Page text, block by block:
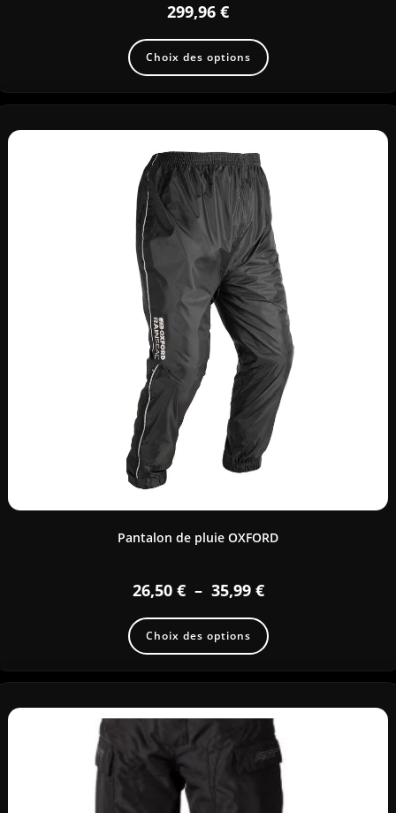
299,96 €
Choix des options
Pantalon de pluie OXFORD
26,50 € – 35,99 €
Choix des options